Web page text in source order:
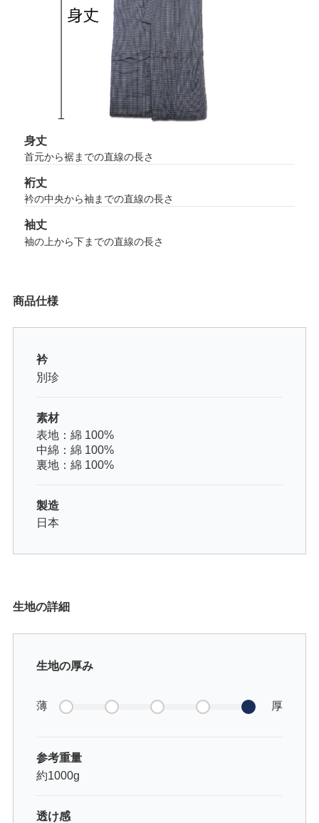
身丈
首元から裾までの直線の長さ
裄丈
衿の中央から袖までの直線の長さ
袖丈
袖の上から下までの直線の長さ
商品仕様
衿
別珍
素材
表地：綿 100%
中綿：綿 100%
裏地：綿 100%
製造
日本
生地の詳細
生地の厚み
薄 厚
参考重量
約1000g
透け感